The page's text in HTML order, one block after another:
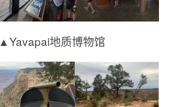
▲Yavapai地质博物馆